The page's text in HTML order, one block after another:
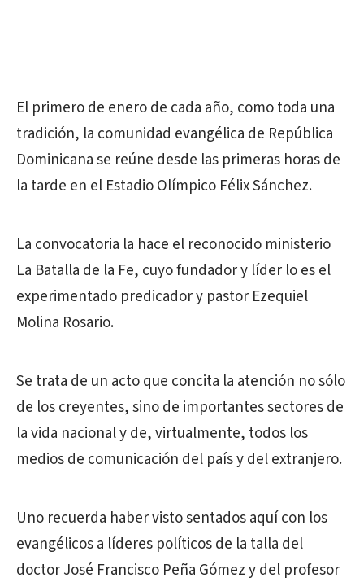
El primero de enero de cada año, como toda una
tradición, la comunidad evangélica de República
Dominicana se reúne desde las primeras horas de
la tarde en el Estadio Olímpico Félix Sánchez.
La convocatoria la hace el reconocido ministerio
La Batalla de la Fe, cuyo fundador y líder lo es el
experimentado predicador y pastor Ezequiel
Molina Rosario.
Se trata de un acto que concita la atención no sólo
de los creyentes, sino de importantes sectores de
la vida nacional y de, virtualmente, todos los
medios de comunicación del país y del extranjero.
Uno recuerda haber visto sentados aquí con los
evangélicos a líderes políticos de la talla del
doctor José Francisco Peña Gómez y del profesor